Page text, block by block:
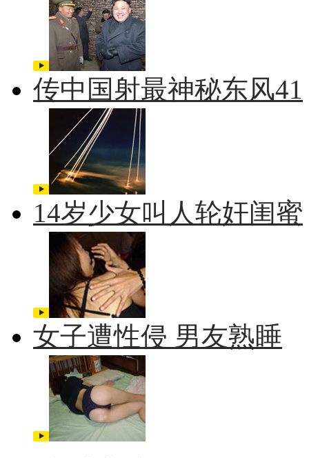
传中国射最神秘东风41
14岁少女叫人轮奸闺蜜
女子遭性侵 男友熟睡